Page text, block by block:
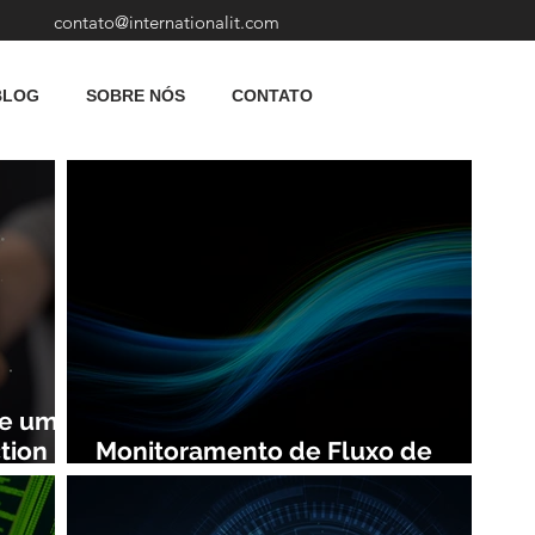
contato@internationalit.com
SOBRE NÓS CONTATO
uma
Monitoramento de Fluxo de
Rede: Vantagens e Benefícios